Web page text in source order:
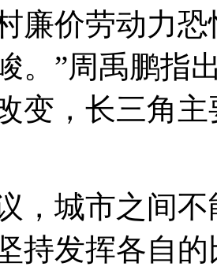
廉价劳动力
。”周禹鹏指
变，长三角
，城市之间
持发挥各自